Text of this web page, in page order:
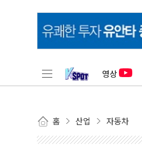
영상
홈 산업 자동차